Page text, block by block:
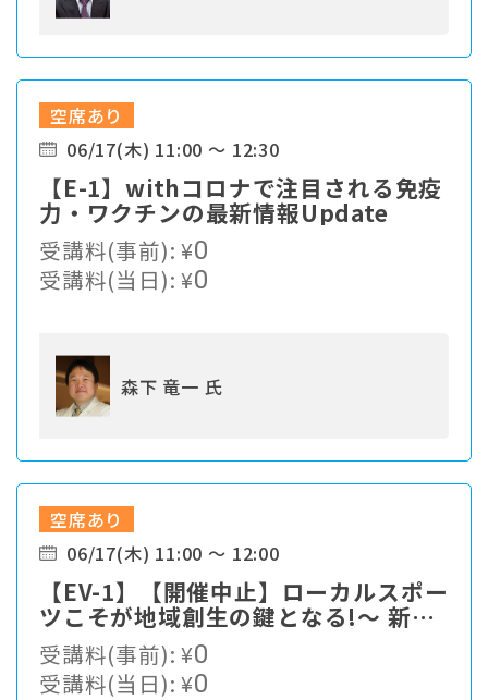
空席あり
06/17(木) 11:00 ～ 12:30
【E-1】withコロナで注目される免疫
力・ワクチンの最新情報Update
受講料(事前):¥0
受講料(当日):¥0
森下 竜一 氏
空席あり
06/17(木) 11:00 ～ 12:00
【EV-1】【開催中止】ローカルスポー
ツこそが地域創生の鍵となる!〜 新た
なスポーツソリューションの提案
受講料(事前):¥0
受講料(当日):¥0